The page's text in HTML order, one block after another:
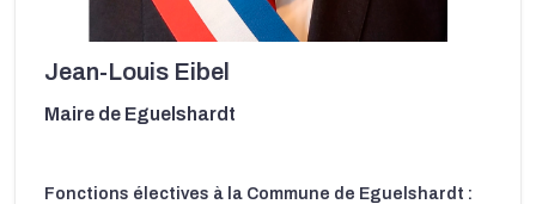
Jean-Louis Eibel
Maire de Eguelshardt
Fonctions électives à la Commune de Eguelshardt :